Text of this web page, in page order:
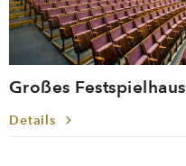
Großes Festspielhaus
Details